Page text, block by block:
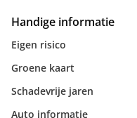
Handige informatie
Eigen risico
Groene kaart
Schadevrije jaren
Auto informatie